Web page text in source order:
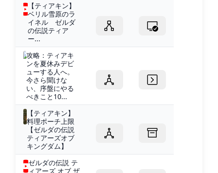
【ティアキン】
ベリル雪原のラ
イネル ゼルダ
の伝説ティア
ー...
攻略：ティアキ
ンを夏休みデビ
ューする人へ。
今さら聞けな
い、序盤にやる
べきこと10...
【ティアキン】
料理ポーチ上限
【ゼルダの伝説
ティアーズオブ
キングダム】
ゼルダの伝説 テ
ィアーズ オブ ザ